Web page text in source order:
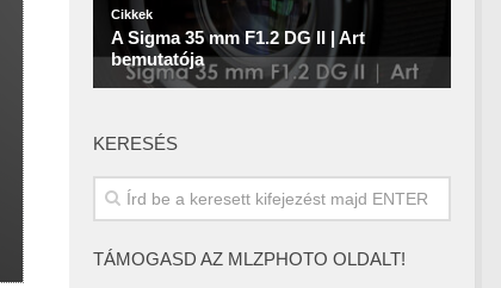
KERESÉS
TÁMOGASD AZ MLZPHOTO OLDALT!